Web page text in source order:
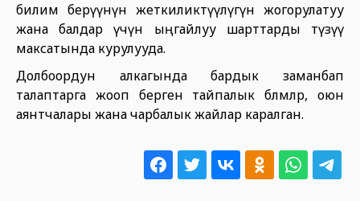
билим берүүнүн жеткиликтүүлүгүн жогорулатуу
жана балдар үчүн ыңгайлуу шарттарды түзүү
максатында курулууда.
Долбоордун алкагында бардык заманбап
талаптарга жооп берген тайпалык бөлмөлөр, оюн
аянтчалары жана чарбалык жайлар каралган.